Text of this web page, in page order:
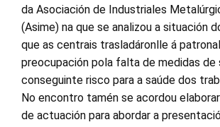
da Asociación de Industriales
(Asime) na que se analizou a situación
que as centrais trasladáronlle á
preocupación pola falta de medidas de
conseguinte risco para a saúde dos
No encontro tamén se acordou
de actuación para abordar a